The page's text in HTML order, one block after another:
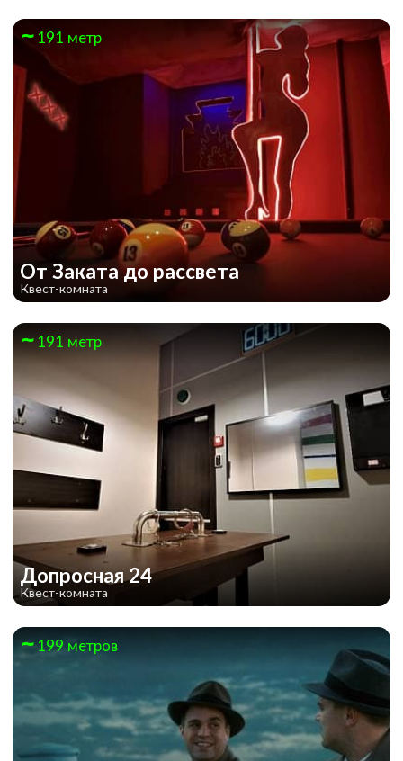
191 метр
От Заката до рассвета
Квест-комната
191 метр
Допросная 24
Квест-комната
199 метров